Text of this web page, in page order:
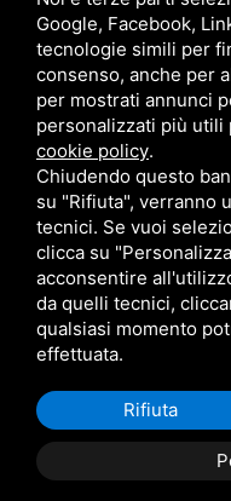
Follow Us
Area riservata
CBA dei Lubrificanti Spa - P.
R.E.A. n° 293659 - REG.
Sitemap Questo sito è protetto
Google, Facebook,
tecnologie simili per
consenso, anche per
per mostrati annunci
personalizzati più utili
cookie policy.
Chiudendo questo
su "Rifiuta", verranno
tecnici. Se vuoi
clicca su
acconsentire
da quelli tecnici,
qualsiasi momento
effettuata.
Rifiuta